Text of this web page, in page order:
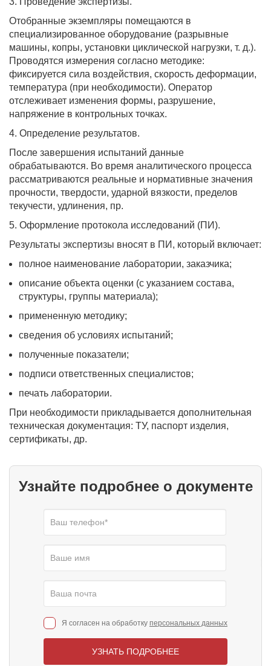
Отобранные экземпляры помещаются в
специализированное оборудование (разрывные
машины, копры, установки циклической нагрузки, т. д.).
Проводятся измерения согласно методике:
фиксируется сила воздействия, скорость деформации,
температура (при необходимости). Оператор
отслеживает изменения формы, разрушение,
напряжение в контрольных точках.
4. Определение результатов.
После завершения испытаний данные
обрабатываются. Во время аналитического процесса
рассматриваются реальные и нормативные значения
прочности, твердости, ударной вязкости, пределов
текучести, удлинения, пр.
5. Оформление протокола исследований (ПИ).
Результаты экспертизы вносят в ПИ, который включает:
полное наименование лаборатории, заказчика;
описание объекта оценки (с указанием состава,
структуры, группы материала);
примененную методику;
сведения об условиях испытаний;
полученные показатели;
подписи ответственных специалистов;
печать лаборатории.
При необходимости прикладывается дополнительная
техническая документация: ТУ, паспорт изделия,
сертификаты, др.
Узнайте подробнее о документе
Я согласен на обработку персональных данных
УЗНАТЬ ПОДРОБНЕЕ